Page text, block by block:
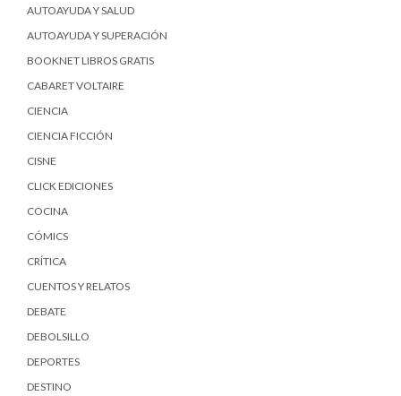
AUTOAYUDA Y SALUD
AUTOAYUDA Y SUPERACIÓN
BOOKNET LIBROS GRATIS
CABARET VOLTAIRE
CIENCIA
CIENCIA FICCIÓN
CISNE
CLICK EDICIONES
COCINA
CÓMICS
CRÍTICA
CUENTOS Y RELATOS
DEBATE
DEBOLSILLO
DEPORTES
DESTINO